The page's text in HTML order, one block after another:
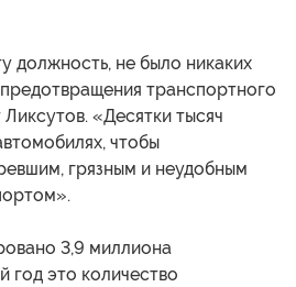
должность, не было никаких
транспортного
«Десятки тысяч
чтобы
грязным и неудобным
3,9 миллиона
год это количество